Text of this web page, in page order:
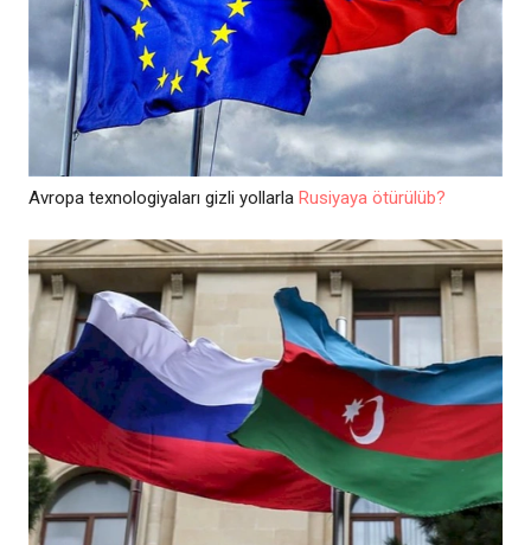
Avropa texnologiyaları gizli yollarla Rusiyaya ötürülüb?